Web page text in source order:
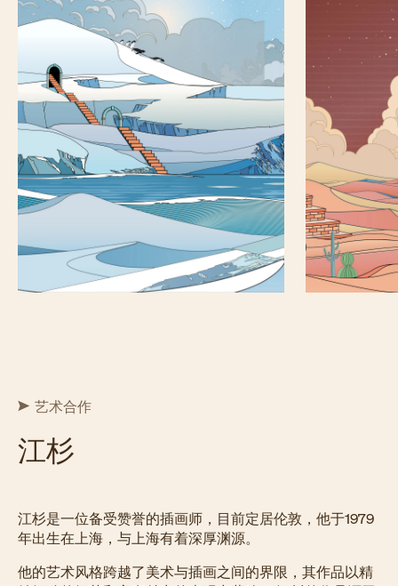
艺术合作
江杉
江杉是一位备受赞誉的插画师，目前定居伦敦，他于1979
年出生在上海，与上海有着深厚渊源。
他的艺术风格跨越了美术与插画之间的界限，其作品以精